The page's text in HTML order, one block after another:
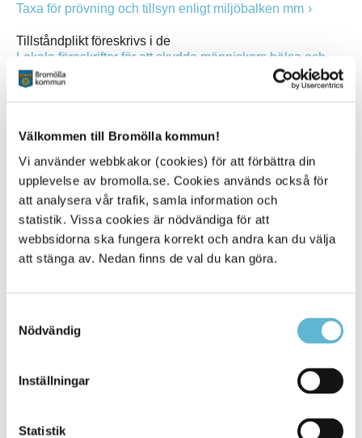
Välkommen till Bromölla kommun!
Vi använder webbkakor (cookies) för att förbättra din
upplevelse av bromolla.se. Cookies används också för
att analysera vår trafik, samla information och
statistik. Vissa cookies är nödvändiga för att
webbsidorna ska fungera korrekt och andra kan du välja
att stänga av. Nedan finns de val du kan göra.
Nödvändig
Inställningar
Statistik
Taxa för prövning och tillsyn enligt miljöbalken mm
Tillståndplikt föreskrivs i de
Lokala föreskrifter för att skydda människors hälsa och
miljön
Miljö- och byggenheten
0456-82 20 00 (vx)
myndighetskontoret@bromolla.se